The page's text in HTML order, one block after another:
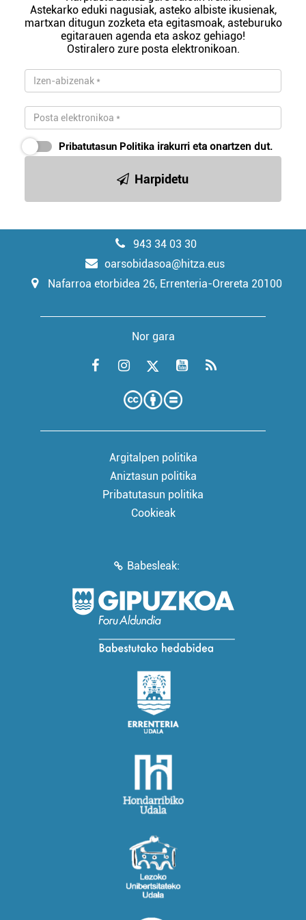
Astekarko eduki nagusiak, asteko albiste ikusienak,
martxan ditugun zozketa eta egitasmoak, asteburuko
egitarauen agenda eta askoz gehiago!
Ostiralero zure posta elektronikoan.
Pribatutasun Politika irakurri eta onartzen dut.
Harpidetu
943 34 03 30
oarsobidasoa@hitza.eus
Nafarroa etorbidea 26, Errenteria-Orereta 20100
Nor gara
Argitalpen politika
Aniztasun politika
Pribatutasun politika
Cookieak
Babesleak: